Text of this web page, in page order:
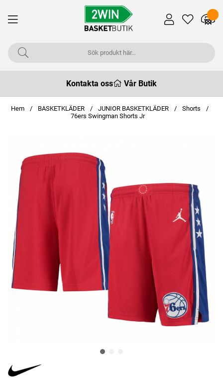
Kontakta oss Vår Butik
Hem BASKETKLÄDER JUNIOR BASKETKLÄDER
Shorts
76ers Swingman Shorts Jr